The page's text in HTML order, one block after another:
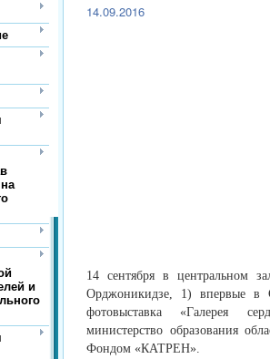
и
14.09.2016
14 сентября в центральном
Орджоникидзе, 1) впервые в
фотовыставка «Галерея
министерство образования
Фондом «КАТРЕН».